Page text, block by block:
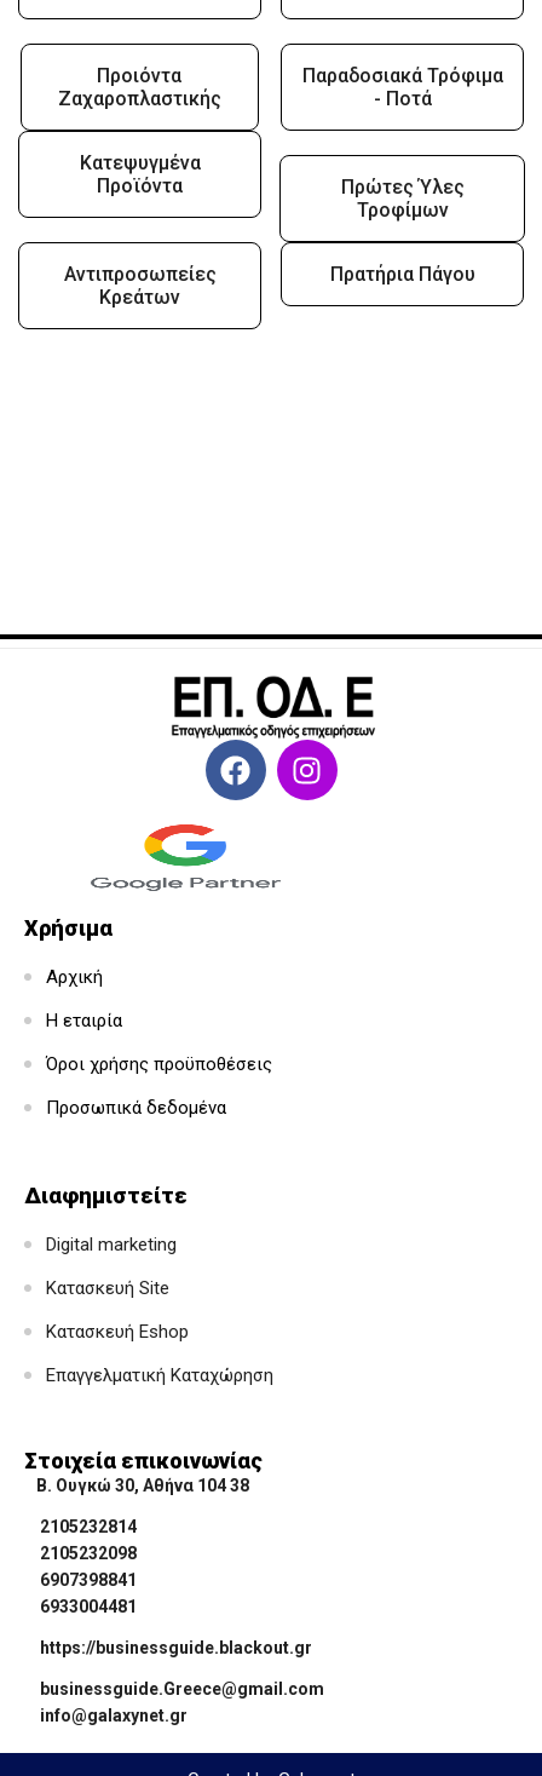
Προιόντα
Ζαχαροπλαστικής
Κατεψυγμένα
Προϊόντα
Αντιπροσωπείες
Κρεάτων
Παραδοσιακά Τρόφιμα
- Ποτά
Πρώτες Ύλες
Τροφίμων
Πρατήρια Πάγου
Χρήσιμα
Αρχική
Η εταιρία
Όροι χρήσης προϋποθέσεις
Προσωπικά δεδομένα
Διαφημιστείτε
Digital marketing
Κατασκευή Site
Κατασκευή Eshop
Επαγγελματική Καταχώρηση
Στοιχεία επικοινωνίας
Β. Ουγκώ 30, Αθήνα 104 38
2105232814
2105232098
6907398841
6933004481
https://businessguide.blackout.gr
businessguide.Greece@gmail.com
info@galaxynet.gr